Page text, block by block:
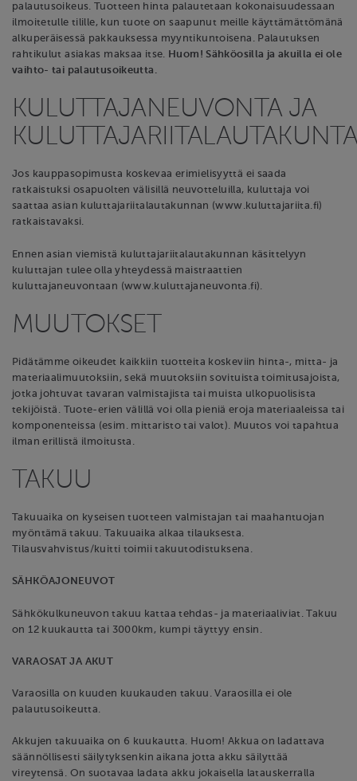
palautusoikeus. Tuotteen hinta palautetaan kokonaisuudessaan
ilmoitetulle tilille, kun tuote on saapunut meille käyttämättömänä
alkuperäisessä pakkauksessa myyntikuntoisena. Palautuksen
rahtikulut asiakas maksaa itse. Huom! Sähköosilla ja akuilla ei ole
vaihto- tai palautusoikeutta.
KULUTTAJANEUVONTA JA
Jos kauppasopimusta koskevaa erimielisyyttä ei saada
ratkaistuksi osapuolten välisillä neuvotteluilla, kuluttaja voi
saattaa asian kuluttajariitalautakunnan (www.kuluttajariita.fi)
ratkaistavaksi.
Ennen asian viemistä kuluttajariitalautakunnan käsittelyyn
kuluttajan tulee olla yhteydessä maistraattien
kuluttajaneuvontaan (www.kuluttajaneuvonta.fi).
MUUTOKSET
Pidätämme oikeudet kaikkiin tuotteita koskeviin hinta-, mitta- ja
materiaalimuutoksiin, sekä muutoksiin sovituista toimitusajoista,
jotka johtuvat tavaran valmistajista tai muista ulkopuolisista
tekijöistä. Tuote-erien välillä voi olla pieniä eroja materiaaleissa tai
komponenteissa (esim. mittaristo tai valot). Muutos voi tapahtua
ilman erillistä ilmoitusta.
TAKUU
Takuuaika on kyseisen tuotteen valmistajan tai maahantuojan
myöntämä takuu. Takuuaika alkaa tilauksesta.
Tilausvahvistus/kuitti toimii takuutodistuksena.
SÄHKÖAJONEUVOT
Sähkökulkuneuvon takuu kattaa tehdas- ja materiaaliviat. Takuu
on 12 kuukautta tai 3000km, kumpi täyttyy ensin.
VARAOSAT JA AKUT
Varaosilla on kuuden kuukauden takuu. Varaosilla ei ole
palautusoikeutta.
Akkujen takuuaika on 6 kuukautta. Huom! Akkua on ladattava
säännöllisesti säilytyksenkin aikana jotta akku säilyttää
vireytensä. On suotavaa ladata akku jokaisella latauskerralla